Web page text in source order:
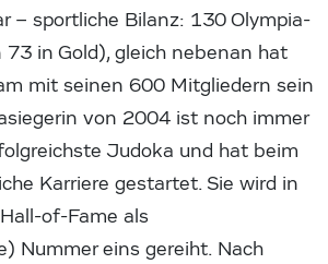
– sportliche Bilanz: 130 Olympia-
73 in Gold), gleich nebenan hat
mit seinen 600 Mitgliedern sein
von 2004 ist noch immer
Judoka und hat beim
Karriere gestartet. Sie wird in
of-Fame als
Nummer eins gereiht. Nach